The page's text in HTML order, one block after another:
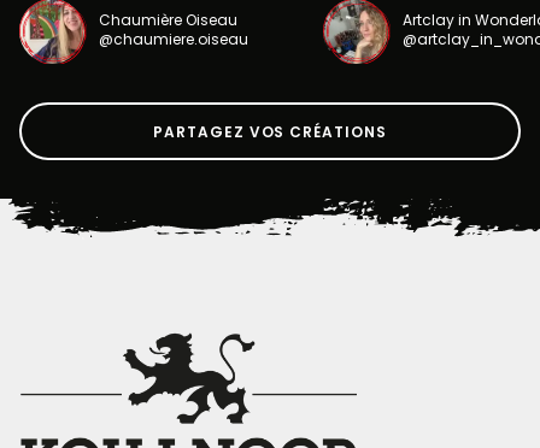
Chaumière Oiseau
@chaumiere.oiseau
Artclay in
PARTAGEZ VOS CRÉATIONS